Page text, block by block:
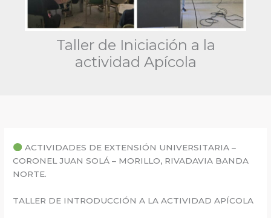
Taller de Iniciación a la
actividad Apícola
ACTIVIDADES DE EXTENSIÓN UNIVERSITARIA –
CORONEL JUAN SOLÁ – MORILLO, RIVADAVIA BANDA
NORTE.
TALLER DE INTRODUCCIÓN A LA ACTIVIDAD APÍCOLA